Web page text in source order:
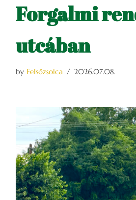
Forgalmi
utcában
by Felsőzsolca 2026.07.08.